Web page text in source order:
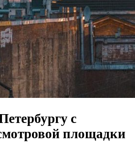
с
площадки